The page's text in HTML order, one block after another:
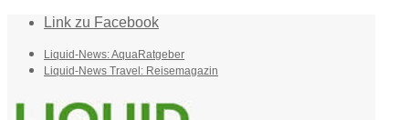
Link zu Facebook
Liquid-News: AquaRatgeber
Liquid-News Travel: Reisemagazin